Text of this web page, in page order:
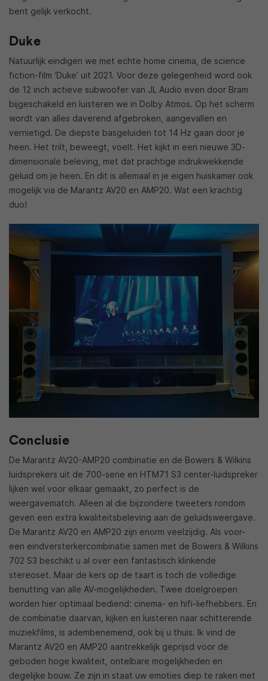
bent gelijk verkocht.
Duke
Natuurlijk eindigen we met echte home cinema, de science
fiction-film ‘Duke’ uit 2021. Voor deze gelegenheid word ook
de 12 inch actieve subwoofer van JL Audio even door Bram
bijgeschakeld en luisteren we in Dolby Atmos. Op het scherm
wordt van alles daverend afgebroken, aangevallen en
vernietigd. De diepste basgeluiden tot 14 Hz gaan door je
heen. Het trilt, beweegt, voelt. Het kijkt in een nieuwe 3D-
dimensionale beleving, met dat prachtige indrukwekkende
geluid om je heen. En dit is allemaal in je eigen huiskamer ook
mogelijk via de Marantz AV20 en AMP20. Wat een krachtig
duo!
Conclusie
De Marantz AV20-AMP20 combinatie en de Bowers & Wilkins
luidsprekers uit de 700-serie en HTM71 S3 center-luidspreker
lijken wel voor elkaar gemaakt, zo perfect is de
weergavematch. Alleen al die bijzondere tweeters rondom
geven een extra kwaliteitsbeleving aan de geluidsweergave.
De Marantz AV20 en AMP20 zijn enorm veelzijdig. Als voor-
een eindversterkercombinatie samen met de Bowers & Wilkins
702 S3 beschikt u al over een fantastisch klinkende
stereoset. Maar de kers op de taart is toch de volledige
benutting van alle AV-mogelijkheden. Twee doelgroepen
worden hier optimaal bediend: cinema- en hifi-liefhebbers. En
de combinatie daarvan, kijken en luisteren naar schitterende
muziekfilms, is adembenemend, ook bij u thuis. Ik vind de
Marantz AV20 en AMP20 aantrekkelijk geprijsd voor de
geboden hoge kwaliteit, ontelbare mogelijkheden en
degelijke bouw. Ze zijn in staat uw emoties diep te raken met